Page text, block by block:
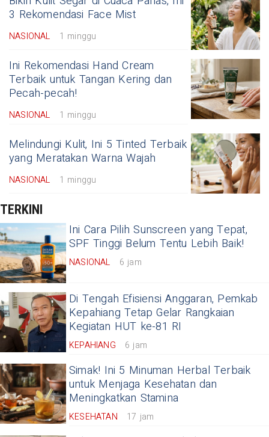
3 Rekomendasi Face Mist
NASIONAL 1 minggu
Ini Rekomendasi Hand Cream
Terbaik untuk Tangan Kering dan
Pecah-pecah!
NASIONAL 1 minggu
Melindungi Kulit, Ini 5 Tinted Terbaik
yang Meratakan Warna Wajah
NASIONAL 1 minggu
TERKINI
Ini Cara Pilih Sunscreen yang Tepat,
SPF Tinggi Belum Tentu Lebih Baik!
NASIONAL 6 jam
Di Tengah Efisiensi Anggaran, Pemkab
Kepahiang Tetap Gelar Rangkaian
Kegiatan HUT ke-81 RI
KEPAHIANG 6 jam
Simak! Ini 5 Minuman Herbal Terbaik
untuk Menjaga Kesehatan dan
Meningkatkan Stamina
KESEHATAN 17 jam